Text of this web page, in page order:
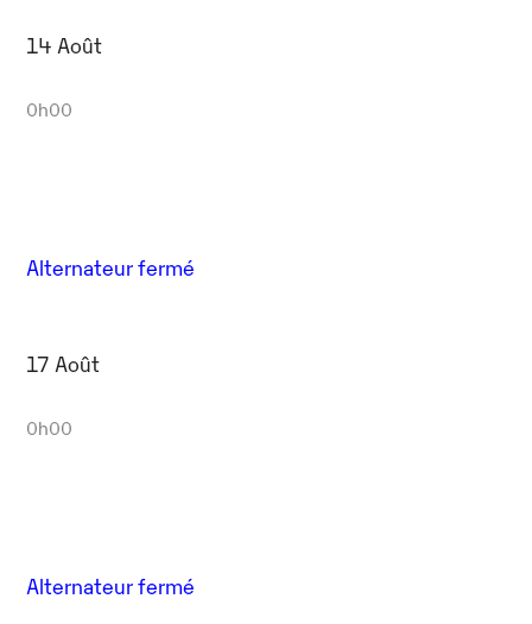
14 Août
0h00
Alternateur fermé
17 Août
0h00
Alternateur fermé